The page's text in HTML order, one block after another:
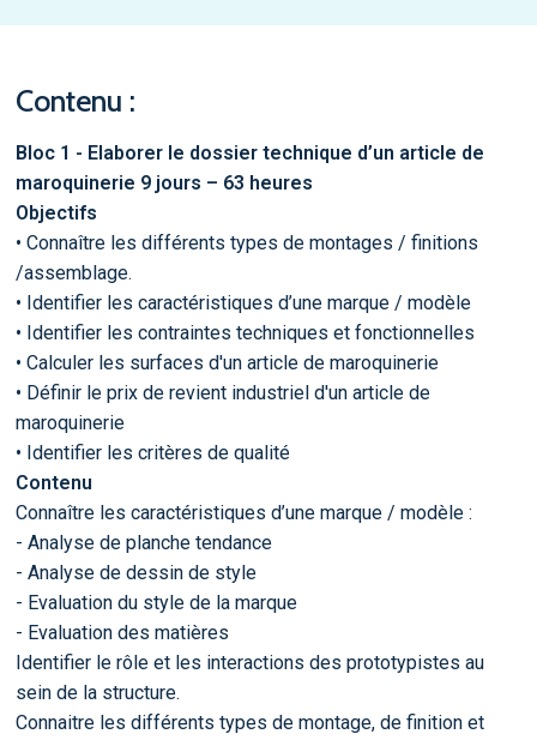
Contenu :
Bloc 1 - Elaborer le dossier technique d’un article de
maroquinerie 9 jours – 63 heures
Objectifs
• Connaître les différents types de montages / finitions
/assemblage.
• Identifier les caractéristiques d’une marque / modèle
• Identifier les contraintes techniques et fonctionnelles
• Calculer les surfaces d'un article de maroquinerie
• Définir le prix de revient industriel d'un article de
maroquinerie
• Identifier les critères de qualité
Contenu
Connaître les caractéristiques d’une marque / modèle :
- Analyse de planche tendance
- Analyse de dessin de style
- Evaluation du style de la marque
- Evaluation des matières
Identifier le rôle et les interactions des prototypistes au
sein de la structure.
Connaitre les différents types de montage, de finition et